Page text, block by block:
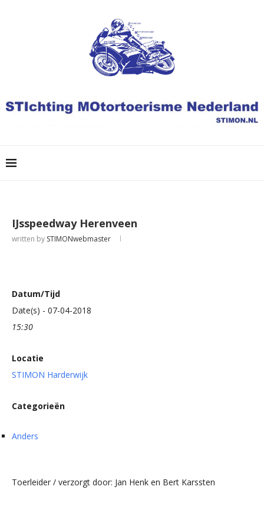
IJsspeedway Herenveen
written by STIMONwebmaster
Datum/Tijd
Date(s) - 07-04-2018
15:30
Locatie
STIMON Harderwijk
Categorieën
Anders
Toerleider / verzorgt door: Jan Henk en Bert Karssten